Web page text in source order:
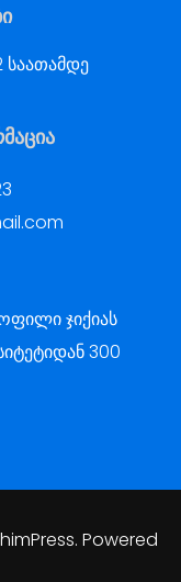
ჯიქიას
300
Powered